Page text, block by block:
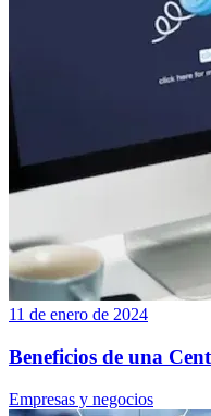
11 de enero de 2024
Beneficios de una
Empresas y negocios